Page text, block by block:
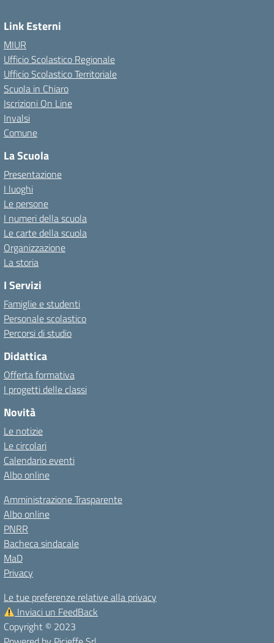
Link Esterni
MIUR
Ufficio Scolastico Regionale
Ufficio Scolastico Territoriale
Scuola in Chiaro
Iscrizioni On Line
Invalsi
Comune
La Scuola
Presentazione
I luoghi
Le persone
I numeri della scuola
Le carte della scuola
Organizzazione
La storia
I Servizi
Famiglie e studenti
Personale scolastico
Percorsi di studio
Didattica
Offerta formativa
I progetti delle classi
Novità
Le notizie
Le circolari
Calendario eventi
Albo online
Amministrazione Trasparente
Albo online
PNRR
Bacheca sindacale
MaD
Privacy
Le tue preferenze relative alla privacy
Inviaci un FeedBack
Copyright © 2023